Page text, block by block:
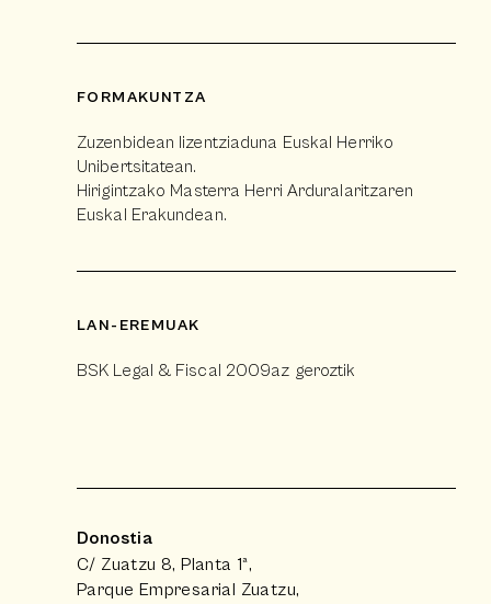
FORMAKUNTZA
Zuzenbidean lizentziaduna Euskal Herriko
Unibertsitatean.
Hirigintzako Masterra Herri Arduralaritzaren
Euskal Erakundean.
LAN-EREMUAK
BSK Legal & Fiscal 2009az geroztik
Donostia
C/ Zuatzu 8, Planta 1ª,
Parque Empresarial Zuatzu,